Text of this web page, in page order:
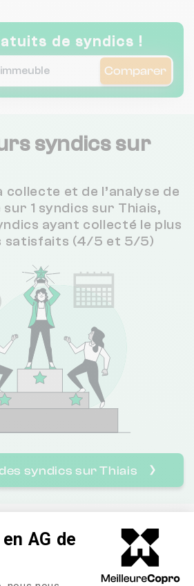
AG de
Gestion du
de syndics !
Comparer
syndics sur
collecte et de l’analyse de
1 syndics sur Thiais,
ayant collecté le plus
satisfaits (4/5 et 5/5)
syndics sur Thiais ❯
sur les syndics